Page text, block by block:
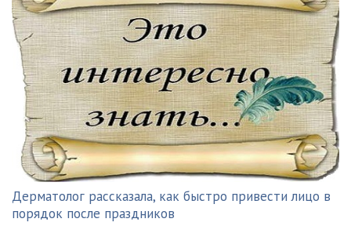
Дерматолог рассказала, как быстро привести лицо в
порядок после праздников